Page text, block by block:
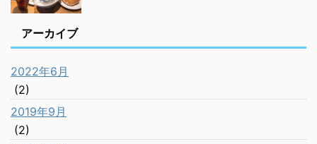
アーカイブ
2022年6月
(2)
2019年9月
(2)